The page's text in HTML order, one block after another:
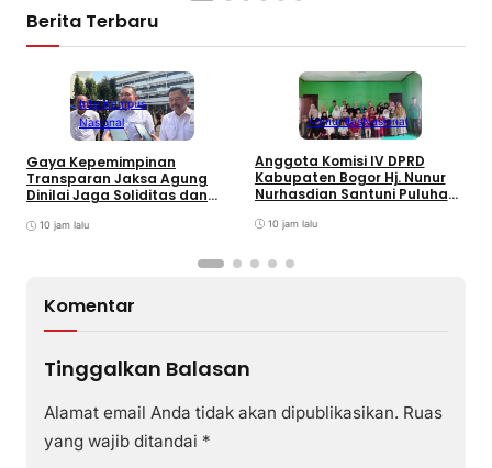
Berita Terbaru
Info Kampus
Nasional
Gaya Kepemimpinan
Transparan Jaksa Agung
Dinilai Jaga Soliditas dan
Adhyaksa
10 jam lalu
KomunitasNasional
Anggota Komisi IV DPRD
Kabupaten Bogor Hj. Nunur
Nurhasdian Santuni Puluhan
10 jam lalu
Komentar
Tinggalkan Balasan
Alamat email Anda tidak akan dipublikasikan. Ruas
yang wajib ditandai *